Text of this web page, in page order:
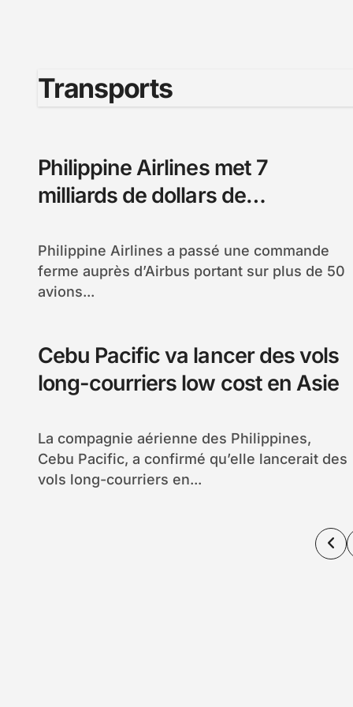
Transports
Philippine Airlines met 7
milliards de dollars de
Philippine Airlines a passé une commande
ferme auprès d’Airbus portant sur plus de 50
avions...
Cebu Pacific va lancer des vols
long-courriers low cost en Asie
La compagnie aérienne des Philippines,
Cebu Pacific, a confirmé qu’elle lancerait des
vols long-courriers en...